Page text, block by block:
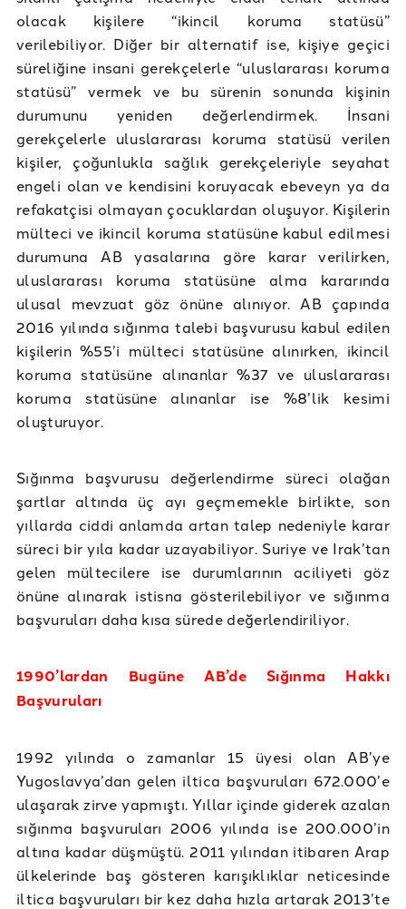
olacak kişilere “ikincil koruma statüsü”
verilebiliyor. Diğer bir alternatif ise, kişiye geçici
süreliğine insani gerekçelerle “uluslararası koruma
statüsü” vermek ve bu sürenin sonunda kişinin
durumunu yeniden değerlendirmek. İnsani
gerekçelerle uluslararası koruma statüsü verilen
kişiler, çoğunlukla sağlık gerekçeleriyle seyahat
engeli olan ve kendisini koruyacak ebeveyn ya da
refakatçisi olmayan çocuklardan oluşuyor. Kişilerin
mülteci ve ikincil koruma statüsüne kabul edilmesi
durumuna AB yasalarına göre karar verilirken,
uluslararası koruma statüsüne alma kararında
ulusal mevzuat göz önüne alınıyor. AB çapında
2016 yılında sığınma talebi başvurusu kabul edilen
kişilerin %55’i mülteci statüsüne alınırken, ikincil
koruma statüsüne alınanlar %37 ve uluslararası
koruma statüsüne alınanlar ise %8’lik kesimi
oluşturuyor.
Sığınma başvurusu değerlendirme süreci olağan
şartlar altında üç ayı geçmemekle birlikte, son
yıllarda ciddi anlamda artan talep nedeniyle karar
süreci bir yıla kadar uzayabiliyor. Suriye ve Irak’tan
gelen mültecilere ise durumlarının aciliyeti göz
önüne alınarak istisna gösterilebiliyor ve sığınma
başvuruları daha kısa sürede değerlendiriliyor.
1990’lardan Bugüne AB’de Sığınma Hakkı
Başvuruları
1992 yılında o zamanlar 15 üyesi olan AB’ye
Yugoslavya’dan gelen iltica başvuruları 672.000’e
ulaşarak zirve yapmıştı. Yıllar içinde giderek azalan
sığınma başvuruları 2006 yılında ise 200.000’in
altına kadar düşmüştü. 2011 yılından itibaren Arap
ülkelerinde baş gösteren karışıklıklar neticesinde
iltica başvuruları bir kez daha hızla artarak 2013’te